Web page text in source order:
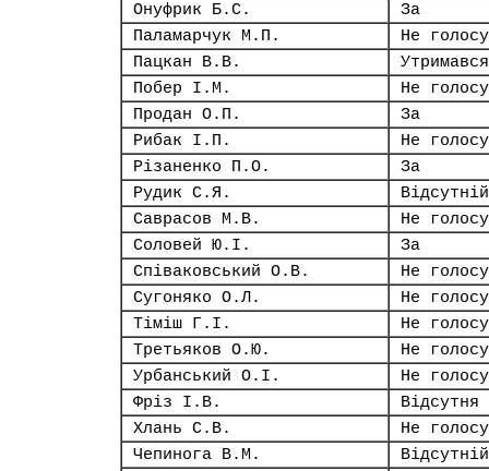
Онуфрик Б.С.
За
Паламарчук М.П.
Не
Пацкан В.В.
Утримався
Побер І.М.
Не
Продан О.П.
За
Рибак І.П.
Не
Різаненко П.О.
За
Рудик С.Я.
Відсутній
Саврасов М.В.
Не
Соловей Ю.І.
За
Співаковський О.В.
Не
Сугоняко О.Л.
Не
Тіміш Г.І.
Не
Третьяков О.Ю.
Не
Урбанський О.І.
Не
Фріз І.В.
Відсутня
Хлань С.В.
Не
Чепинога В.М.
Відсутній